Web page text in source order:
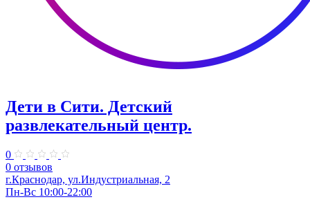
Дети в Сити. ​Детский
развлекательный центр.
0
0 отзывов
г.Краснодар, ул.Индустриальная, 2
Пн-Вс 10:00-22:00